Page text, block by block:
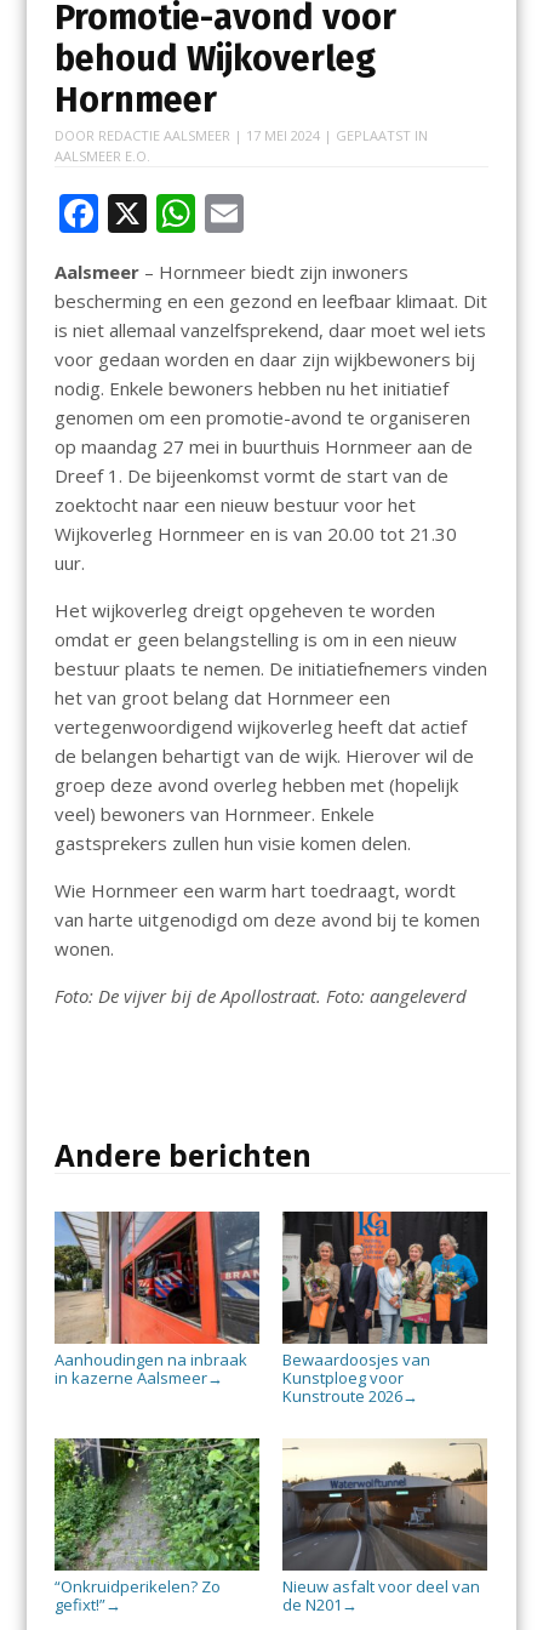
Promotie-avond voor
behoud Wijkoverleg
Hornmeer
DOOR REDACTIE AALSMEER | 17 MEI 2024| GEPLAATST IN
AALSMEER E.O.
F
e
b
o
o
k
X W
at
s
A
p
p
E
m
ai
l
Aalsmeer– Hornmeer biedt zijn inwoners
bescherming en een gezond en leefbaar klimaat. Dit
is niet allemaal vanzelfsprekend, daar moet wel iets
voor gedaan worden en daar zijn wijkbewoners bij
nodig. Enkele bewoners hebben nu het initiatief
genomen om een promotie-avond te organiseren
op maandag 27 mei in buurthuis Hornmeer aan de
Dreef 1. De bijeenkomst vormt de start van de
zoektocht naar een nieuw bestuur voor het
Wijkoverleg Hornmeer en is van 20.00 tot 21.30
uur.
Het wijkoverleg dreigt opgeheven te worden
omdat er geen belangstelling is om in een nieuw
bestuur plaats te nemen. De initiatiefnemers vinden
het van groot belang dat Hornmeer een
vertegenwoordigend wijkoverleg heeft dat actief
de belangen behartigt van de wijk. Hierover wil de
groep deze avond overleg hebben met (hopelijk
veel) bewoners van Hornmeer. Enkele
gastsprekers zullen hun visie komen delen.
Wie Hornmeer een warm hart toedraagt, wordt
van harte uitgenodigd om deze avond bij te komen
wonen.
Foto: De vijver bij de Apollostraat. Foto: aangeleverd
Andere berichten
Aanhoudingen na inbraak
in kazerne Aalsmeer→
Bewaardoosjes van
Kunstploeg voor
Kunstroute 2026→
“Onkruidperikelen? Zo
gefixt!”→
Nieuw asfalt voor deel van
de N201 →